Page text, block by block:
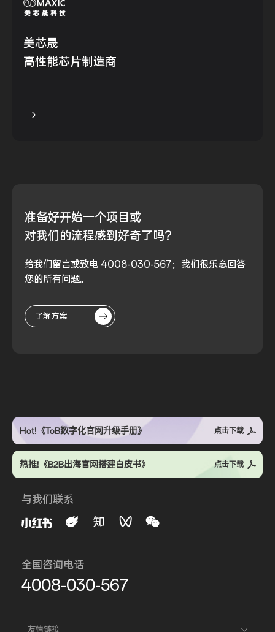
美芯晟
高性能芯片制造商
准备好开始一个项目或
对我们的流程感到好奇了吗？
给我们留言或致电 4008-030-567；我们很乐意回答
您的所有问题。
了解方案
Hot!《ToB数字化官网升级手册》 点击下载
热推!《B2B出海官网搭建白皮书》 点击下载
与我们联系
全国咨询电话
4008-030-567
友情链接